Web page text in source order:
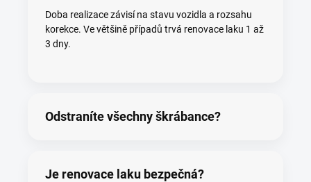
Doba realizace závisí na stavu vozidla a rozsahu
korekce. Ve většině případů trvá renovace laku 1 až
3 dny.
Odstraníte všechny škrábance?
Je renovace laku bezpečná?